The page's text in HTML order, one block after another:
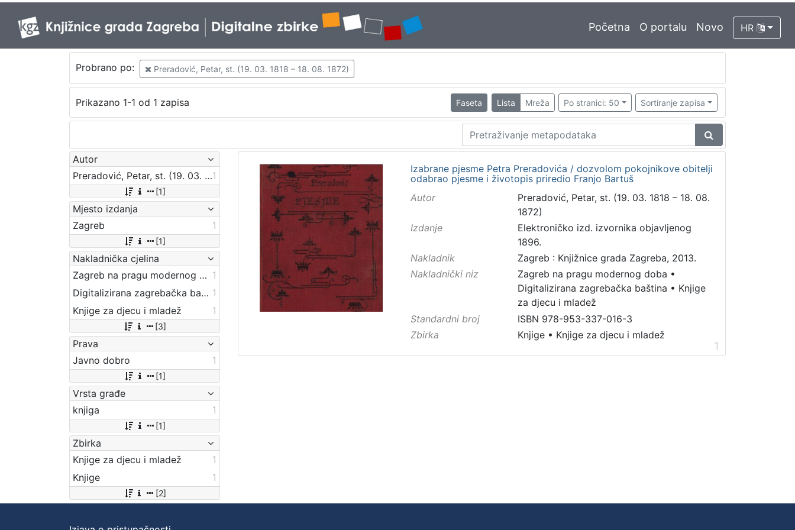
Početna O portalu Novo HR
Probrano po: Preradović, Petar, st. (19. 03. 1818 – 18. 08. 1872)
Prikazano 1-1 od 1 zapisa Faseta Lista Mreža Po stranici: 50 Sortiranje zapisa
Autor
Preradović, Petar, st. (19. 03. 1818 – 18. 08. 1872)1
[1]
Mjesto izdanja
Zagreb
1
[1]
Nakladnička cjelina
Zagreb na pragu modernog doba 1
Digitalizirana zagrebačka baština 1
Knjige za djecu i mladež
1
[3]
Prava
Javno dobro
1
[1]
Vrsta građe
knjiga
1
[1]
Zbirka
Knjige za djecu i mladež
1
Knjige
1
[2]
Izabrane pjesme Petra Preradovića / dozvolom pokojnikove obitelji
odabrao pjesme i životopis priredio Franjo Bartuš
Autor
Preradović, Petar, st. (19. 03. 1818 – 18. 08.
1872)
Izdanje
Elektroničko izd. izvornika objavljenog
1896.
Nakladnik
Zagreb : Knjižnice grada Zagreba, 2013.
Nakladnički niz
Zagreb na pragu modernog doba •
Digitalizirana zagrebačka baština • Knjige
za djecu i mladež
Standardni broj
ISBN 978-953-337-016-3
Zbirka
Knjige• Knjige za djecu i mladež
1